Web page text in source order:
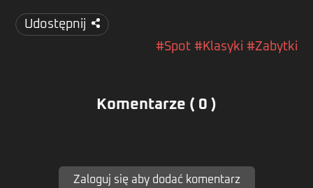
Udostępnij
#Spot #Klasyki #Zabytki
Komentarze ( 0 )
Zaloguj się aby dodać komentarz